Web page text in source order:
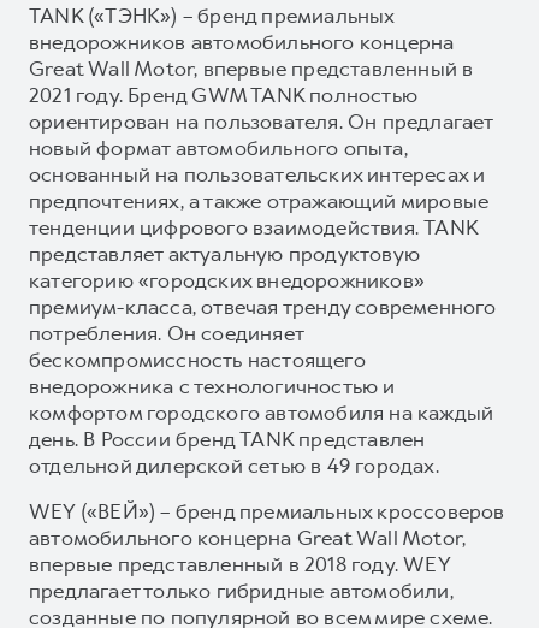
TANK («ТЭНК») – бренд премиальных
внедорожников автомобильного концерна
Great Wall Motor, впервые представленный в
2021 году. Бренд GWM TANK полностью
ориентирован на пользователя. Он предлагает
новый формат автомобильного опыта,
основанный на пользовательских интересах и
предпочтениях, а также отражающий мировые
тенденции цифрового взаимодействия. TANK
представляет актуальную продуктовую
категорию «городских внедорожников»
премиум-класса, отвечая тренду современного
потребления. Он соединяет
бескомпромиссность настоящего
внедорожника с технологичностью и
комфортом городского автомобиля на каждый
день. В России бренд TANK представлен
отдельной дилерской сетью в 49 городах.
WEY («ВЕЙ») – бренд премиальных кроссоверов
автомобильного концерна Great Wall Motor,
впервые представленный в 2018 году. WEY
предлагает только гибридные автомобили,
созданные по популярной во всем мире схеме.